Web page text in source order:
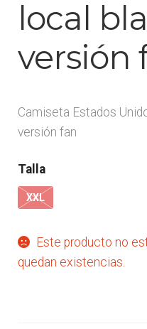
Arquero
Mujeres
Niños
OUTLET
local
versión
Camiseta Estados
versión fan
Talla
XXL
Este producto no
quedan existencias.